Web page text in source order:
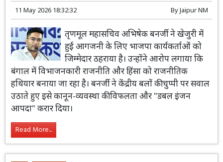
11 May 2026 18:32:32 ByJaipur NM
तृणमूल महासचिव अभिषेक बनर्जी ने खेजुरी में
हुई आगजनी के लिए भाजपा कार्यकर्ताओं को
जिम्मेदार ठहराया है। उन्होंने आरोप लगाया कि
बंगाल में विभाजनकारी राजनीति और हिंसा को राजनीतिक
हथियार बनाया जा रहा है। बनर्जी ने केंद्रीय बलों की चुप्पी पर सवाल
उठाते हुए इसे कानून-व्यवस्था की विफलता और "डबल इंजन
आपदा" करार दिया।
Read More...